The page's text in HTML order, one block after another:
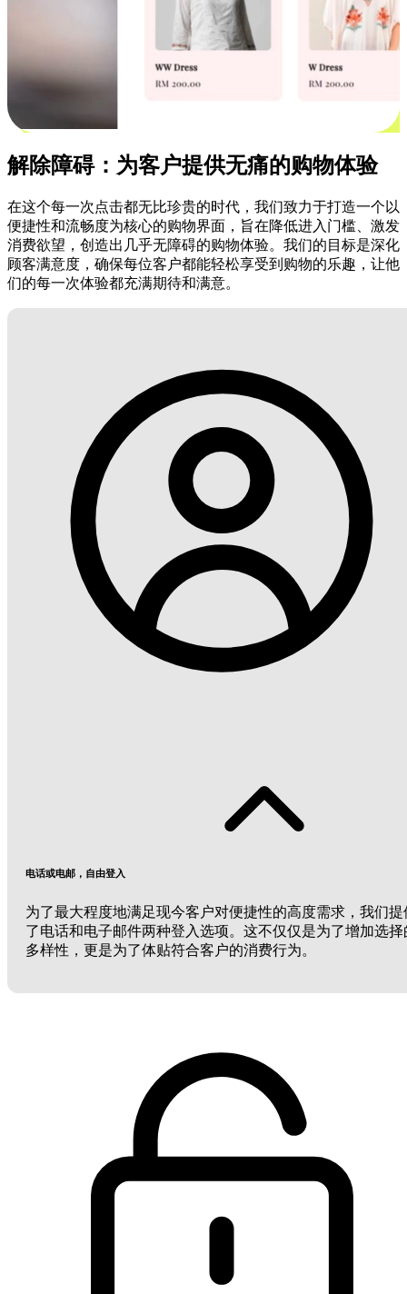
解除障碍：为客户提供无痛的购物体验
在这个每一次点击都无比珍贵的时代，我们致力于打造一个以
便捷性和流畅度为核心的购物界面，旨在降低进入门槛、激发
消费欲望，创造出几乎无障碍的购物体验。我们的目标是深化
顾客满意度，确保每位客户都能轻松享受到购物的乐趣，让他
们的每一次体验都充满期待和满意。
电话或电邮，自由登入
为了最大程度地满足现今客户对便捷性的高度需求，我们提
了电话和电子邮件两种登入选项。这不仅仅是为了增加选择
多样性，更是为了体贴符合客户的消费行为。